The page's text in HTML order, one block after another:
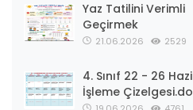
Yaz Tatilini Verimli
Geçirmek
21.06.2026 2529
4. Sınıf 22 - 26
İşleme